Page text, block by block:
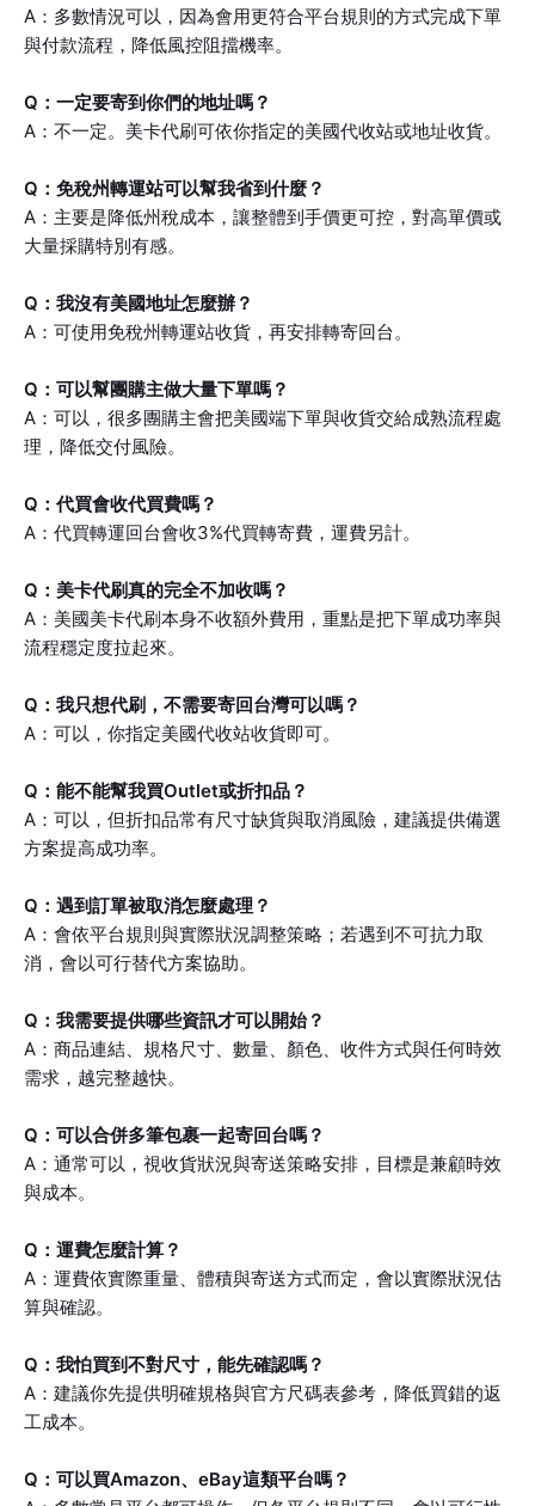
A：多數情況可以，因為會用更符合平台規則的方式完成下單
與付款流程，降低風控阻擋機率。
Q：一定要寄到你們的地址嗎？
A：不一定。美卡代刷可依你指定的美國代收站或地址收貨。
Q：免稅州轉運站可以幫我省到什麼？
A：主要是降低州稅成本，讓整體到手價更可控，對高單價或
大量採購特別有感。
Q：我沒有美國地址怎麼辦？
A：可使用免稅州轉運站收貨，再安排轉寄回台。
Q：可以幫團購主做大量下單嗎？
A：可以，很多團購主會把美國端下單與收貨交給成熟流程處
理，降低交付風險。
Q：代買會收代買費嗎？
A：代買轉運回台會收3%代買轉寄費，運費另計。
Q：美卡代刷真的完全不加收嗎？
A：美國美卡代刷本身不收額外費用，重點是把下單成功率與
流程穩定度拉起來。
Q：我只想代刷，不需要寄回台灣可以嗎？
A：可以，你指定美國代收站收貨即可。
Q：能不能幫我買Outlet或折扣品？
A：可以，但折扣品常有尺寸缺貨與取消風險，建議提供備選
方案提高成功率。
Q：遇到訂單被取消怎麼處理？
A：會依平台規則與實際狀況調整策略；若遇到不可抗力取
消，會以可行替代方案協助。
Q：我需要提供哪些資訊才可以開始？
A：商品連結、規格尺寸、數量、顏色、收件方式與任何時效
需求，越完整越快。
Q：可以合併多筆包裹一起寄回台嗎？
A：通常可以，視收貨狀況與寄送策略安排，目標是兼顧時效
與成本。
Q：運費怎麼計算？
A：運費依實際重量、體積與寄送方式而定，會以實際狀況估
算與確認。
Q：我怕買到不對尺寸，能先確認嗎？
A：建議你先提供明確規格與官方尺碼表參考，降低買錯的返
工成本。
Q：可以買Amazon、eBay這類平台嗎？